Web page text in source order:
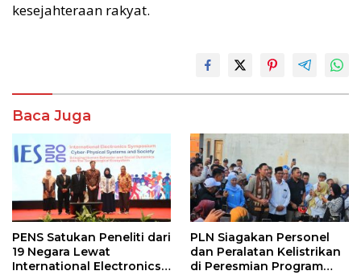
kesejahteraan rakyat.
Baca Juga
PENS Satukan Peneliti dari
19 Negara Lewat
International Electronics
PLN Siagakan Personel
dan Peralatan Kelistrikan
di Peresmian Program